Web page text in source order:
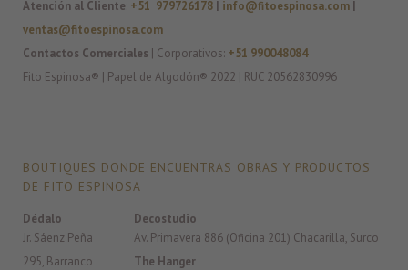
Atención al Cliente: +51 979726178 | info@fitoespinosa.com |
ventas@fitoespinosa.com
Contactos Comerciales | Corporativos: +51 990048084
Fito Espinosa® | Papel de Algodón® 2022 | RUC 20562830996
BOUTIQUES DONDE ENCUENTRAS OBRAS Y PRODUCTOS
DE FITO ESPINOSA
Dédalo
Jr. Sáenz Peña
295, Barranco
Decostudio
Av. Primavera 886 (Oficina 201) Chacarilla, Surco
The Hanger